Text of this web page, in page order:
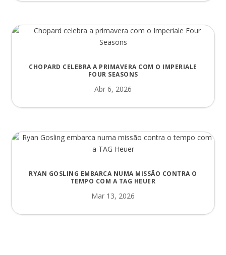
CHOPARD CELEBRA A PRIMAVERA COM O IMPERIALE
FOUR SEASONS
Abr 6, 2026
RYAN GOSLING EMBARCA NUMA MISSÃO CONTRA O
TEMPO COM A TAG HEUER
Mar 13, 2026